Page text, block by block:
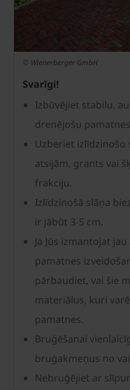
© Wienerberger GmbH
Svarīgi!
Izbūvējiet stabilu,
drenējošu
Uzberiet izlīdzinošo
atsijām, grants vai
frakciju.
Izlīdzinošā slāņa
ir jābūt 3-5 cm.
Ja Jūs izmantojat
pamatnes
pārbaudiet, vai šie
materiālus, kuri
pamatnes.
Bruģēšanai
bruģakmeņus no
Nebruģējiet ar